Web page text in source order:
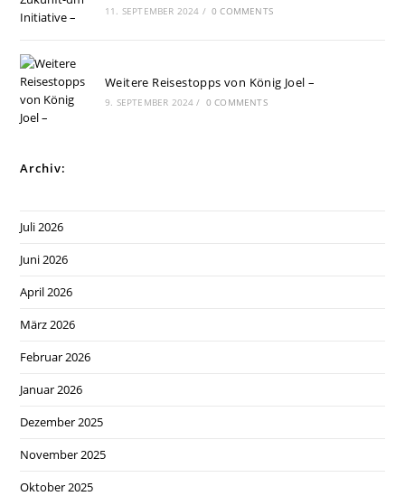
11. SEPTEMBER 2024 / 0 COMMENTS
Weitere Reisestopps von König Joel –
9. SEPTEMBER 2024 / 0 COMMENTS
Archiv:
Juli 2026
Juni 2026
April 2026
März 2026
Februar 2026
Januar 2026
Dezember 2025
November 2025
Oktober 2025